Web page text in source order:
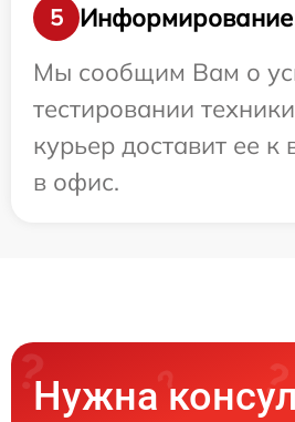
5
Информирование
Мы сообщим Вам о
тестировании
курьер доставит ее
в офис.
Нужна